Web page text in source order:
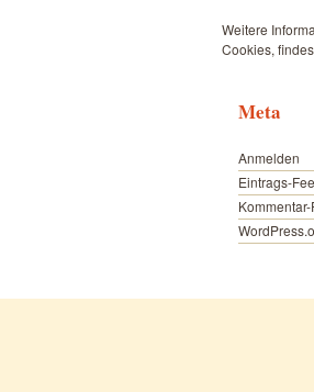
Weitere
Cookies,
Meta
Anmelden
Eintrags-